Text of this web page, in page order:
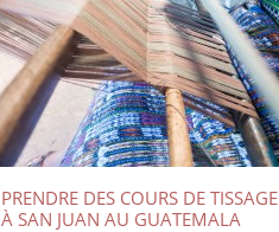
PRENDRE DES COURS DE TISSAGE
À SAN JUAN AU GUATEMALA